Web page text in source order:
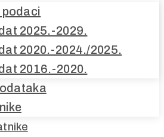
podaci
2025.-2029.
2020.-2024./2025.
2016.-2020.